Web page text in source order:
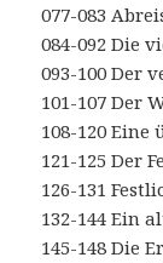
077-083
084-092 Die
093-100 Der
101-107 Der
108-120 Eine
121-125 Der
126-131
132-144 Ein
145-148 Die